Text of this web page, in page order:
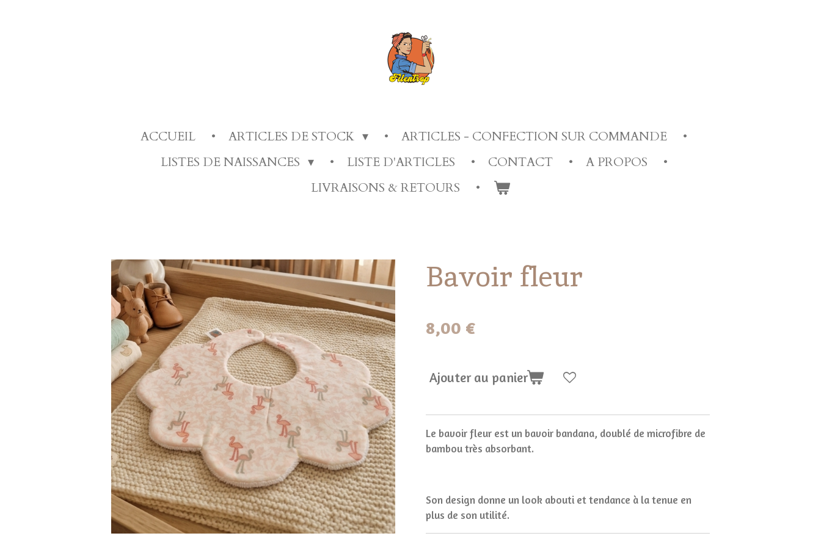
ACCUEIL ARTICLES DE STOCK
ARTICLES - CONFECTION SUR COMMANDE
LISTES DE NAISSANCES
LISTE D'ARTICLES CONTACT
A PROPOS
LIVRAISONS & RETOURS
Bavoir fleur
8,00 €
Ajouter au panier
Le bavoir fleur est un bavoir bandana, doublé de microfibre de
bambou très absorbant.
Son design donne un look abouti et tendance à la tenue en
plus de son utilité.